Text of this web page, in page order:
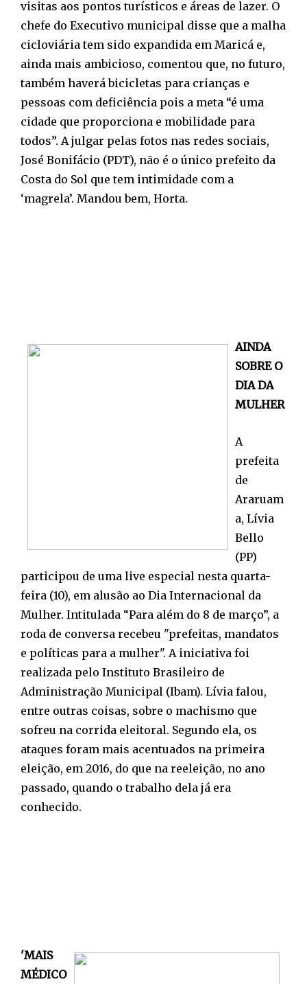
visitas aos pontos turísticos e áreas de lazer. O
chefe do Executivo municipal disse que a malha
cicloviária tem sido expandida em Maricá e,
ainda mais ambicioso, comentou que, no futuro,
também haverá bicicletas para crianças e
pessoas com deficiência pois a meta “é uma
cidade que proporciona e mobilidade para
todos”. A julgar pelas fotos nas redes sociais,
José Bonifácio (PDT), não é o único prefeito da
Costa do Sol que tem intimidade com a
‘magrela’. Mandou bem, Horta.
AINDA
SOBRE O
DIA DA
MULHER
A
prefeita
de
Araruam
a, Lívia
Bello
(PP)
participou de uma live especial nesta quarta-
feira (10), em alusão ao Dia Internacional da
Mulher. Intitulada “Para além do 8 de março”, a
roda de conversa recebeu "prefeitas, mandatos
e políticas para a mulher". A iniciativa foi
realizada pelo Instituto Brasileiro de
Administração Municipal (Ibam). Lívia falou,
entre outras coisas, sobre o machismo que
sofreu na corrida eleitoral. Segundo ela, os
ataques foram mais acentuados na primeira
eleição, em 2016, do que na reeleição, no ano
passado, quando o trabalho dela já era
conhecido.
'MAIS
MÉDICO